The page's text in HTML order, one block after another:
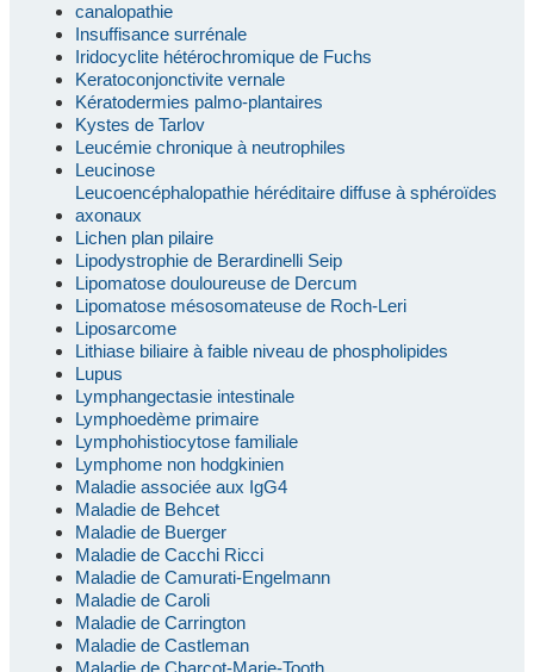
canalopathie
Insuffisance surrénale
Iridocyclite hétérochromique de Fuchs
Keratoconjonctivite vernale
Kératodermies palmo-plantaires
Kystes de Tarlov
Leucémie chronique à neutrophiles
Leucinose
Leucoencéphalopathie héréditaire diffuse à sphéroïdes
axonaux
Lichen plan pilaire
Lipodystrophie de Berardinelli Seip
Lipomatose douloureuse de Dercum
Lipomatose mésosomateuse de Roch-Leri
Liposarcome
Lithiase biliaire à faible niveau de phospholipides
Lupus
Lymphangectasie intestinale
Lymphoedème primaire
Lymphohistiocytose familiale
Lymphome non hodgkinien
Maladie associée aux IgG4
Maladie de Behcet
Maladie de Buerger
Maladie de Cacchi Ricci
Maladie de Camurati-Engelmann
Maladie de Caroli
Maladie de Carrington
Maladie de Castleman
Maladie de Charcot-Marie-Tooth